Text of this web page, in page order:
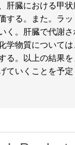
肝臓における甲
する。また。ラッ
く。肝臓で代謝
学物質について
る。以上の結果を
ていくことを予定